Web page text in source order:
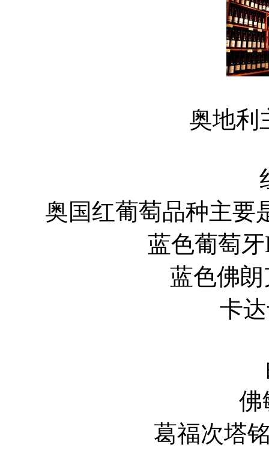
奥地利
奥国红葡萄品种主要
蓝色葡萄牙
蓝色佛朗
卡
佛
葛福次塔